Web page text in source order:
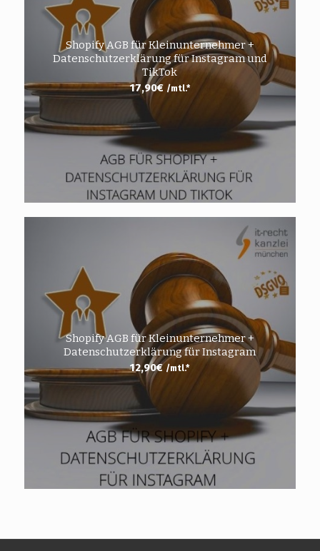
Shopify AGB für Kleinunternehmer +
Datenschutzerklärung für Instagram und
TikTok
17,90€ /mtl.*
Shopify AGB für Kleinunternehmer +
Datenschutzerklärung für Instagram
12,90€ /mtl.*